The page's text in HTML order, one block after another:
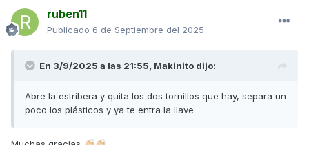
ruben11
Publicado 6 de Septiembre del 2025
En 3/9/2025 a las 21:55, Makinito dijo:
Abre la estribera y quita los dos tornillos que hay, separa un
poco los plásticos y ya te entra la llave.